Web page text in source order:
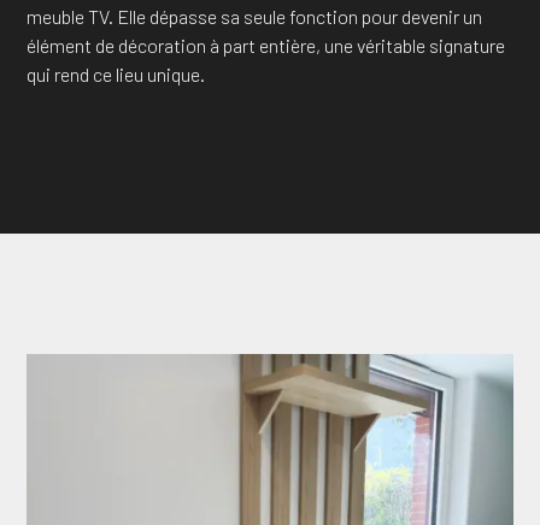
meuble TV. Elle dépasse sa seule fonction pour devenir un
élément de décoration à part entière, une véritable signature
qui rend ce lieu unique.